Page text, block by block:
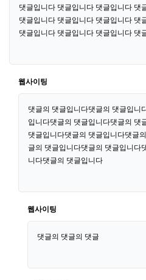
댓글입니다 댓글입니다 댓글입니다 댓
댓글입니다 댓글입니다 댓글입니다 댓
댓글입니다 댓글입니다 댓글입니다 댓
웹사이팅
댓글의 댓글입니다댓글의 댓글입니
입니다댓글의 댓글입니다댓글의 댓
댓글입니다댓글의 댓글입니다댓글
글의 댓글입니다댓글의 댓글입니다
니다댓글의 댓글입니다
웹사이팅
댓글의 댓글의 댓글